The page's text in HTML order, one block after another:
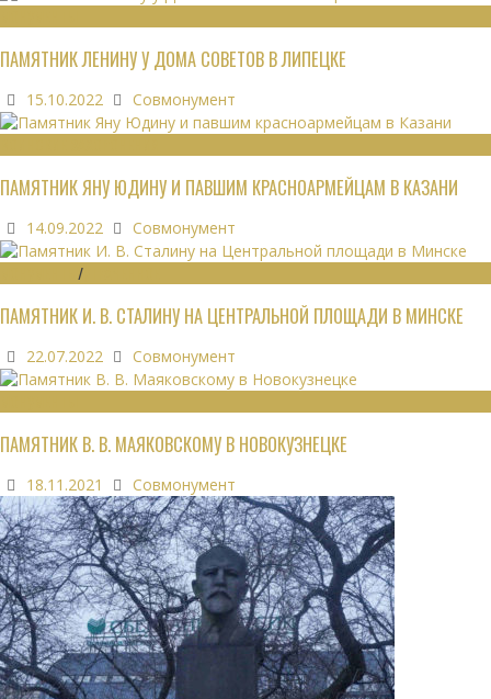
ПАМЯТНИК ЛЕНИНУ У ДОМА СОВЕТОВ В ЛИПЕЦКЕ
15.10.2022 Совмонумент
ПАМЯТНИК ЯНУ ЮДИНУ И ПАВШИМ КРАСНОАРМЕЙЦАМ В КАЗАНИ
14.09.2022 Совмонумент
/
ПАМЯТНИК И. В. СТАЛИНУ НА ЦЕНТРАЛЬНОЙ ПЛОЩАДИ В МИНСКЕ
22.07.2022 Совмонумент
ПАМЯТНИК В. В. МАЯКОВСКОМУ В НОВОКУЗНЕЦКЕ
18.11.2021 Совмонумент